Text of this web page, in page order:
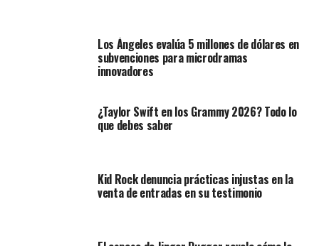
Los Ángeles evalúa 5 millones de dólares en
subvenciones para microdramas
innovadores
¿Taylor Swift en los Grammy 2026? Todo lo
que debes saber
Kid Rock denuncia prácticas injustas en la
venta de entradas en su testimonio